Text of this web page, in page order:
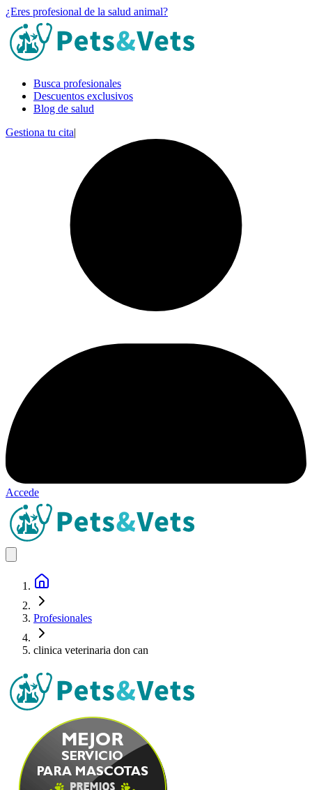
¿Eres profesional de la salud animal?
Busca profesionales
Descuentos exclusivos
Blog de salud
Gestiona tu cita|
Accede
Profesionales
clinica veterinaria don can